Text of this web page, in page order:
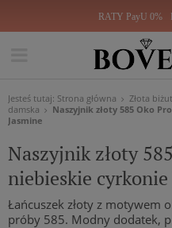
RATY PayU 0%
Jesteś tutaj: Strona główna Złota
damska
Naszyjnik złoty 585 Oko
Jasmine
Naszyjnik złoty
niebieskie cyrkonie
Łańcuszek złoty z motywem
próby 585. Modny dodatek,